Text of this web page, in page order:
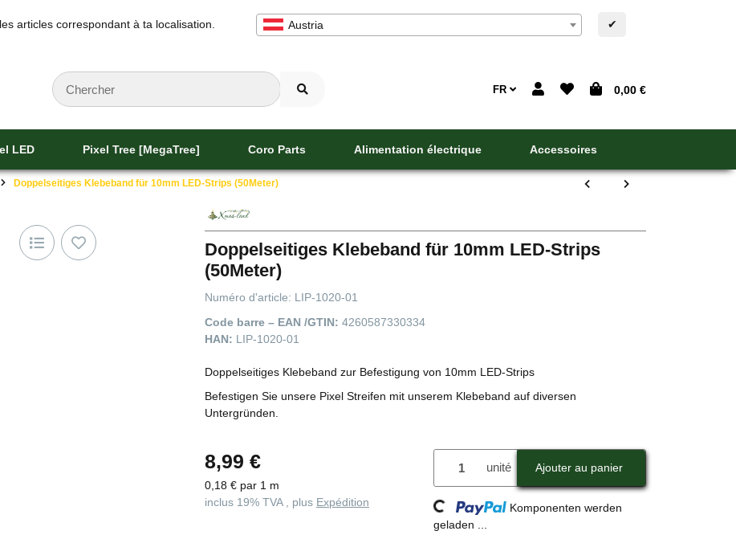
articles correspondant à ta localisation. Austria ✔
FR 0,00 €
LED Pixel Tree [MegaTree] Coro Parts Alimentation électrique Accessoires
Doppelseitiges Klebeband für 10mm LED-Strips (50Meter)
Doppelseitiges Klebeband für 10mm LED-Strips
(50Meter)
Numéro d'article: LIP-1020-01
Code barre – EAN /GTIN: 4260587330334
HAN: LIP-1020-01
Doppelseitiges Klebeband zur Befestigung von 10mm LED-Strips
Befestigen Sie unsere Pixel Streifen mit unserem Klebeband auf diversen
Untergründen.
8,99 €
0,18 € par 1 m
inclus 19% TVA , plus Expédition
unité Ajouter au panier
Loading...
Komponenten werden
geladen ...